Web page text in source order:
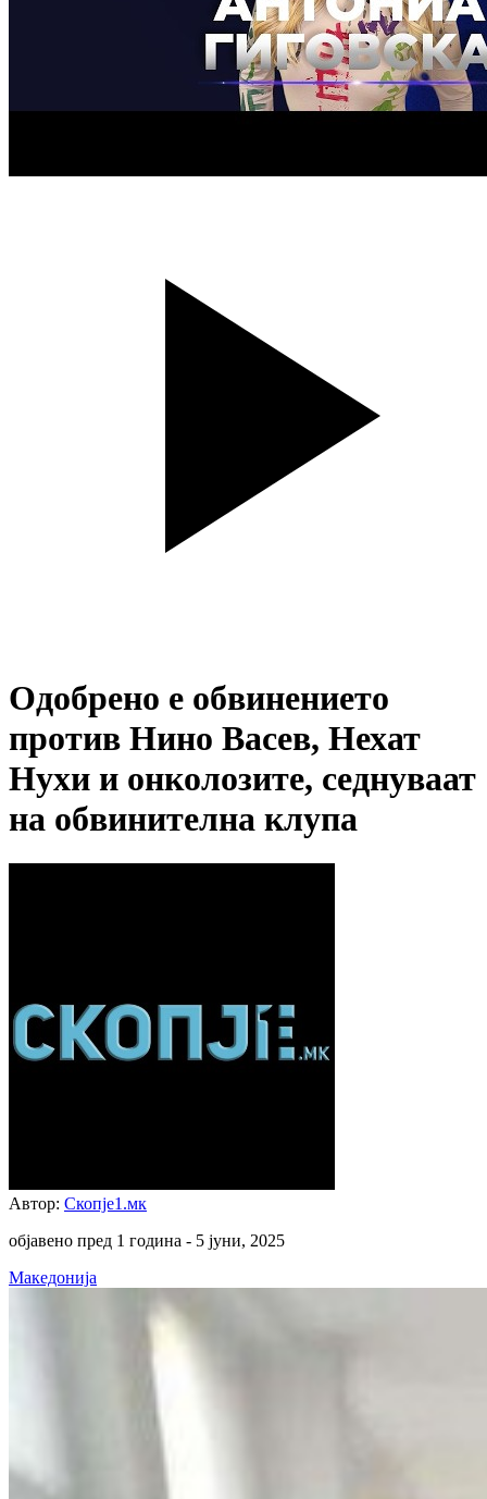
Одобрено е обвинението
против Нино Васев, Нехат
Нухи и онколозите, седнуваат
на обвинителна клупа
Автор: Скопје1.мк
објавено пред 1 година - 5 јуни, 2025
Македонија